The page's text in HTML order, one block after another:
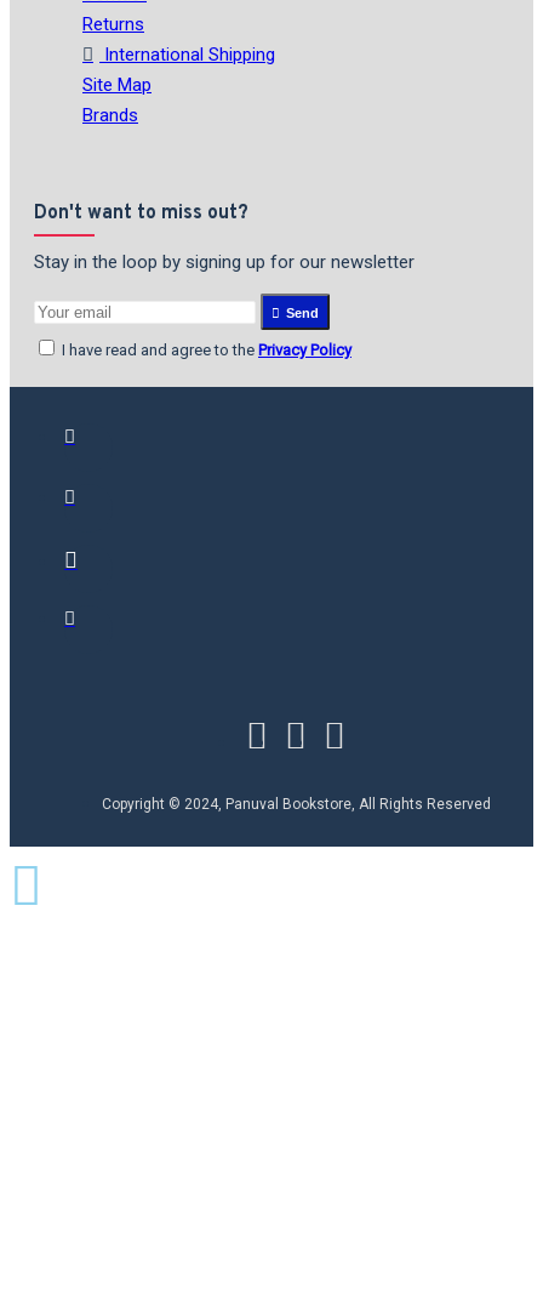
Returns
International Shipping
Site Map
Brands
Don't want to miss out?
Stay in the loop by signing up for our newsletter
Send
I have read and agree to the Privacy Policy
Copyright © 2024, Panuval Bookstore, All Rights Reserved